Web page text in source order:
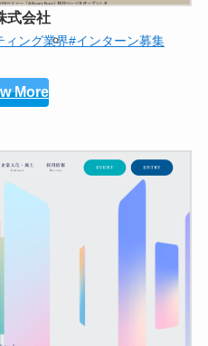
式会社
ィング業界#インターン募集
More